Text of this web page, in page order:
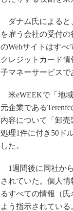
ダナム氏によると
を雇う会社の受付
のWebサイトはすべ
クレジットカード
子マネーサービスで
米eWEEKで「地
元企業である
内容について「卸
処理1件に付き50ド
した。
1週間後に同社か
されていた。個人
るすべての情報（
よう指示されている